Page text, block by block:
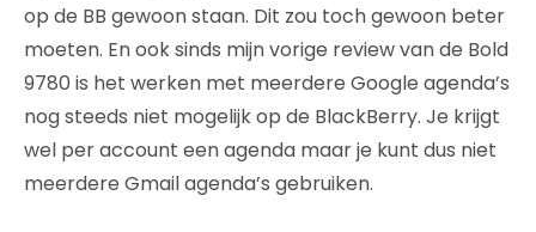
op de BB gewoon staan. Dit zou toch gewoon beter
moeten. En ook sinds mijn vorige review van de Bold
9780 is het werken met meerdere Google agenda’s
nog steeds niet mogelijk op de BlackBerry. Je krijgt
wel per account een agenda maar je kunt dus niet
meerdere Gmail agenda’s gebruiken.